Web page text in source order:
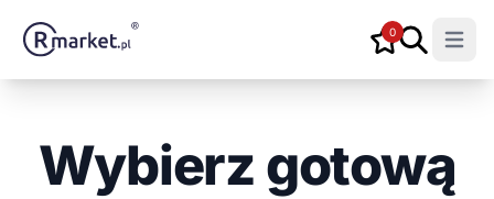
0
Open
Wybierz gotową